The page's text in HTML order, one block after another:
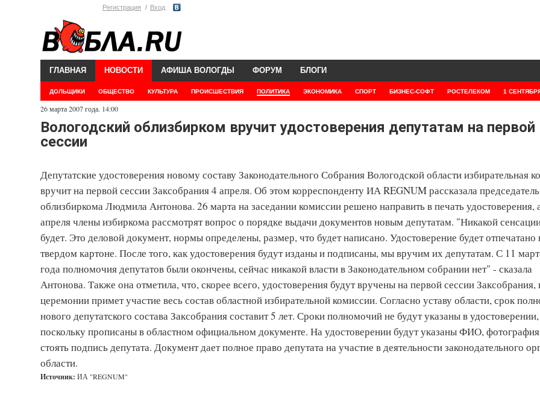
Регистрация Вход
ГЛАВНАЯ НОВОСТИ
ДОЛЬЩИКИ ОБЩЕСТВО КУЛЬТУРА ПРОИСШЕСТВИЯ ПОЛИТИКА ЭКОНОМИКА СПОРТ БИЗНЕС-СОФТ РОСТЕЛЕКОМ 1
АФИША ВОЛОГДЫ ФОРУМ БЛОГИ
26 марта 2007 года. 14:00
Вологодский облизбирком вручит удостоверения депутатам на первой
сессии
Депутатские удостоверения новому составу Законодательного Собрания Вологодской области избирательная
вручит на первой сессии Заксобрания 4 апреля. Об этом корреспонденту ИА REGNUM рассказала председатель
облизбиркома Людмила Антонова. 26 марта на заседании комиссии решено направить в печать удостоверения,
апреля члены избиркома рассмотрят вопрос о порядке выдачи документов новым депутатам. "Никакой
будет. Это деловой документ, нормы определены, размер, что будет написано. Удостоверение будет отпечатано
твердом картоне. После того, как удостоверения будут изданы и подписаны, мы вручим их депутатам. С 11
года полномочия депутатов были окончены, сейчас никакой власти в Законодательном собрании нет" - сказала
Антонова. Также она отметила, что, скорее всего, удостоверения будут вручены на первой сессии Заксобрания,
церемонии примет участие весь состав областной избирательной комиссии. Согласно уставу области, срок
нового депутатского состава Заксобрания составит 5 лет. Сроки полномочий не будут указаны в удостоверении,
поскольку прописаны в областном официальном документе. На удостоверении будут указаны ФИО,
стоять подпись депутата. Документ дает полное право депутата на участие в деятельности законодательного
области.
Источник: ИА "REGNUM"